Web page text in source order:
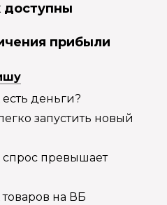
доступны
прибыли
есть деньги?
запустить новый
спрос превышает
на ВБ